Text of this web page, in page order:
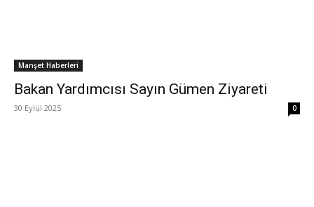
Manşet Haberleri
Bakan Yardımcısı Sayın Gümen Ziyareti
30 Eylül 2025 0